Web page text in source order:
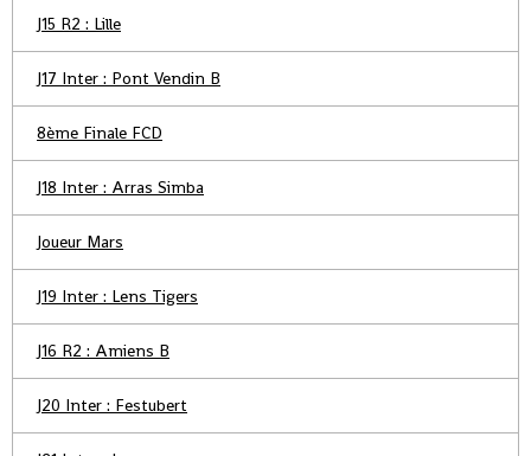
J15 R2 : Lille
J17 Inter : Pont Vendin B
8ème Finale FCD
J18 Inter : Arras Simba
Joueur Mars
J19 Inter : Lens Tigers
J16 R2 : Amiens B
J20 Inter : Festubert